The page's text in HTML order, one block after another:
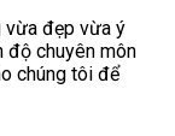
vừa đẹp vừa ý
độ chuyên môn
chúng tôi để